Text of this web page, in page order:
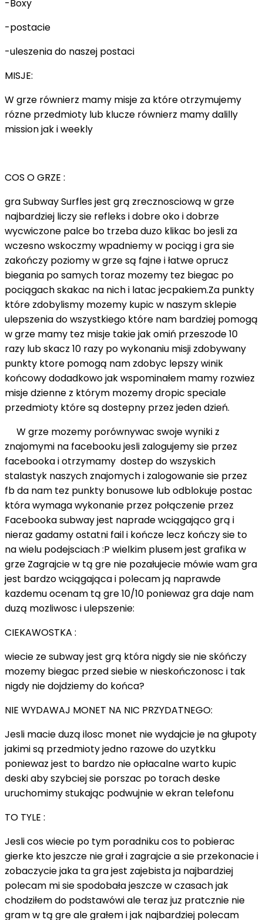
-Boxy
-postacie
-uleszenia do naszej postaci
MISJE:
W grze równierz mamy misje za które otrzymujemy
rózne przedmioty lub klucze równierz mamy dalilly
mission jak i weekly
COS O GRZE :
gra Subway Surfles jest grą zrecznosciową w grze
najbardziej liczy sie refleks i dobre oko i dobrze
wycwiczone palce bo trzeba duzo klikac bo jesli za
wczesno wskoczmy wpadniemy w pociąg i gra sie
zakończy poziomy w grze są fajne i łatwe oprucz
biegania po samych toraz mozemy tez biegac po
pociągach skakac na nich i latac jecpakiem.Za punkty
które zdobylismy mozemy kupic w naszym sklepie
ulepszenia do wszystkiego które nam bardziej pomogą
w grze mamy tez misje takie jak omiń przeszode 10
razy lub skacz 10 razy po wykonaniu misji zdobywany
punkty ktore pomogą nam zdobyc lepszy winik
końcowy dodadkowo jak wspominałem mamy rozwiez
misje dzienne z którym mozemy dropic speciale
przedmioty które są dostepny przez jeden dzień.
W grze mozemy porównywac swoje wyniki z
znajomymi na facebooku jesli zalogujemy sie przez
facebooka i otrzymamy dostep do wszyskich
stalastyk naszych znajomych i zalogowanie sie przez
fb da nam tez punkty bonusowe lub odblokuje postac
która wymaga wykonanie przez połączenie przez
Facebooka subway jest naprade wciągająco grą i
nieraz gadamy ostatni fail i kończe lecz kończy sie to
na wielu podejsciach :P wielkim plusem jest grafika w
grze Zagrajcie w tą gre nie pozałujecie mówie wam gra
jest bardzo wciągająca i polecam ją naprawde
kazdemu ocenam tą gre 10/10 poniewaz gra daje nam
duzą mozliwosc i ulepszenie:
CIEKAWOSTKA :
wiecie ze subway jest grą która nigdy sie nie skóńczy
mozemy biegac przed siebie w nieskończonosc i tak
nigdy nie dojdziemy do końca?
NIE WYDAWAJ MONET NA NIC PRZYDATNEGO:
Jesli macie duzą ilosc monet nie wydajcie je na głupoty
jakimi są przedmioty jedno razowe do uzytkku
poniewaz jest to bardzo nie opłacalne warto kupic
deski aby szybciej sie porszac po torach deske
uruchomimy stukając podwujnie w ekran telefonu
TO TYLE :
Jesli cos wiecie po tym poradniku cos to pobierac
gierke kto jeszcze nie grał i zagrajcie a sie przekonacie i
zobaczycie jaka ta gra jest zajebista ja najbardziej
polecam mi sie spodobała jeszcze w czasach jak
chodziłem do podstawówi ale teraz juz pratcznie nie
gram w tą gre ale grałem i jak najbardziej polecam